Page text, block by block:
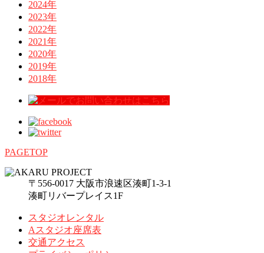
2024年
2023年
2022年
2021年
2020年
2019年
2018年
PAGETOP
〒556-0017 大阪市浪速区湊町1-3-1
湊町リバープレイス1F
スタジオレンタル
Aスタジオ座席表
交通アクセス